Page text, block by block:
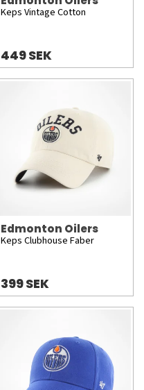
Keps Vintage Cotton
449 SEK
Edmonton Oilers
Keps Clubhouse Faber
399 SEK